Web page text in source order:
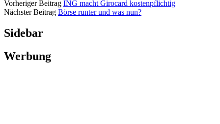
Vorheriger Beitrag ING macht Girocard kostenpflichtig
Nächster Beitrag Börse runter und was nun?
Sidebar
Werbung